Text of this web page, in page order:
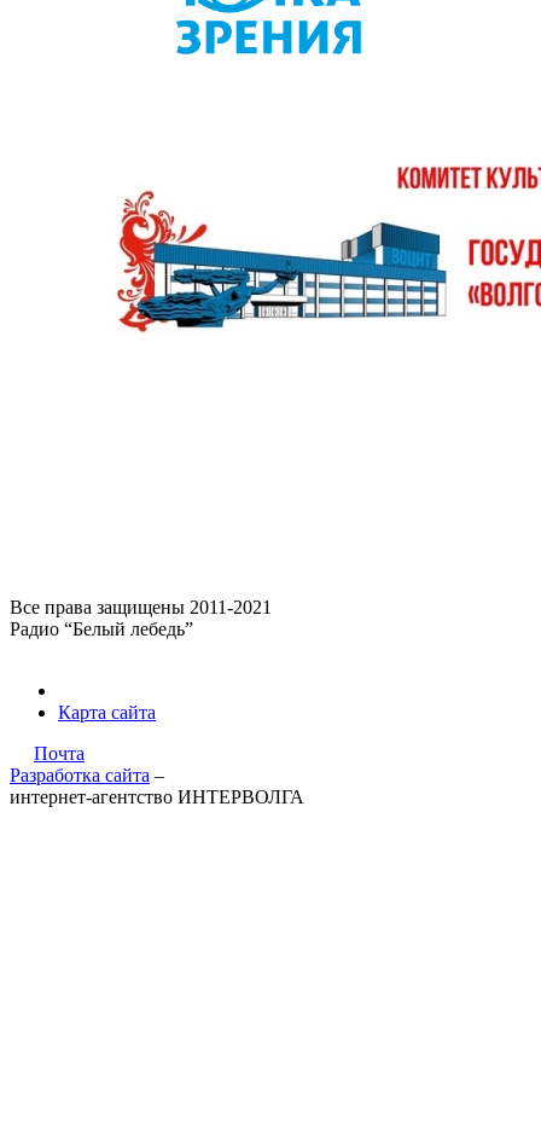
Все права защищены 2011-2021
Радио “Белый лебедь”
Карта сайта
Почта
Разработка сайта –
интернет-агентство ИНТЕРВОЛГА